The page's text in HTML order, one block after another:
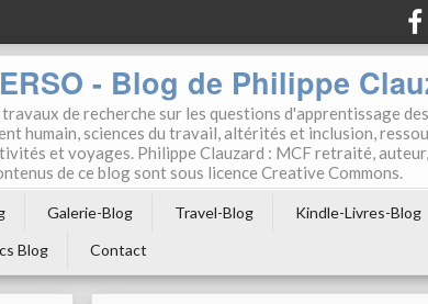
- Blog de Philippe
de recherche sur les questions d'apprentissage
humain, sciences du travail, altérités et inclusion,
et voyages. Philippe Clauzard : MCF retraité,
de ce blog sont sous licence Creative Commons.
Galerie-Blog Travel-Blog Kindle-Livres-Blog
Blog
Contact